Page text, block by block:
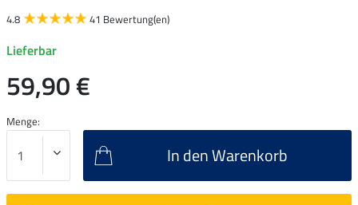
4.8 41 Bewertung(en)
Lieferbar
59,90 €
Menge:
In den Warenkorb